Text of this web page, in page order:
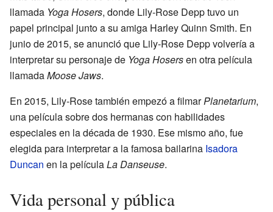
llamada Yoga Hosers, donde Lily-Rose Depp tuvo un
papel principal junto a su amiga Harley Quinn Smith. En
junio de 2015, se anunció que Lily-Rose Depp volvería a
interpretar su personaje de Yoga Hosersen otra película
llamadaMoose Jaws.
En 2015, Lily-Rose también empezó a filmarPlanetarium,
una película sobre dos hermanas con habilidades
especiales en la década de 1930. Ese mismo año, fue
elegida para interpretar a la famosa bailarina Isadora
Duncan en la películaLa Danseuse.
Vida personal y pública